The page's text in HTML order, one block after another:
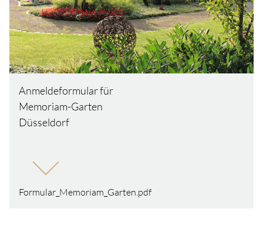
Anmeldeformular für
Memoriam-Garten
Düsseldorf
Formular_Memoriam_Garten.pdf